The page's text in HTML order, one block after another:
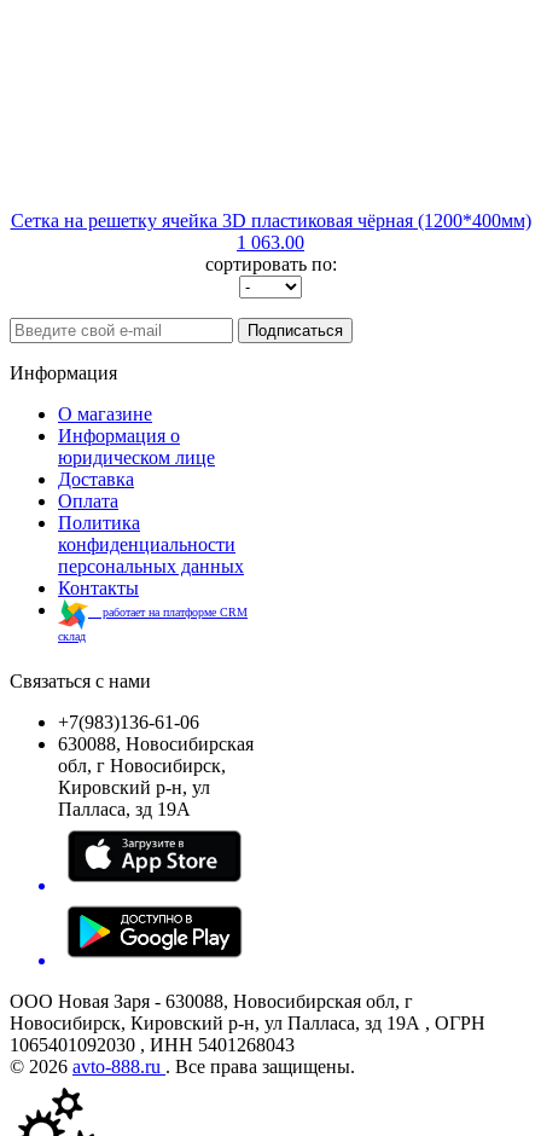
Сетка на решетку ячейка 3D пластиковая чёрная (1200*400мм)
1 063.00
сортировать по:
Подписаться
Информация
О магазине
Информация о
юридическом лице
Доставка
Оплата
Политика
конфиденциальности
персональных данных
Контакты
работает на платформе CRM
склад
Связаться с нами
+7(983)136-61-06
630088, Новосибирская
обл, г Новосибирск,
Кировский р-н, ул
Палласа, зд 19А
ООО Новая Заря - 630088, Новосибирская обл, г
Новосибирск, Кировский р-н, ул Палласа, зд 19А , ОГРН
1065401092030 , ИНН 5401268043
© 2026 avto-888.ru . Все права защищены.